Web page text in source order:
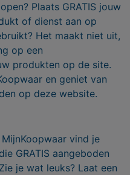
Plaats GRATIS jouw
of dienst aan op
Het maakt niet uit,
op een
produkten op de site.
en geniet van
op deze website.
vind je
GRATIS aangeboden
je wat leuks? Laat een